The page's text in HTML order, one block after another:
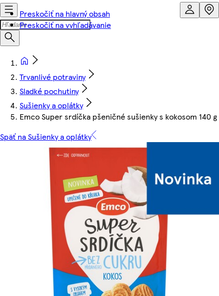
Preskočiť na hlavný obsah
Preskočiť na vyhľadávanie
Trvanlivé potraviny
Sladké pochutiny
Sušienky a oplátky
Emco Super srdíčka pšeničné sušienky s kokosom 140 g
Späť na Sušienky a oplátky